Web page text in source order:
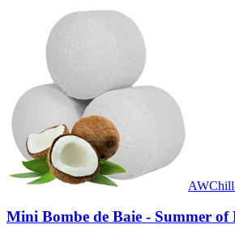
Mini Bombe de Baie - Summer of